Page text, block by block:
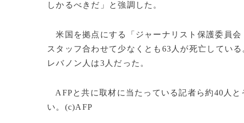
しかるべきだ」と強調した。
米国を拠点にする「ジャーナリスト保護委員会
スタッフ合わせて少なくとも63人が死亡してい
レバノン人は3人だった。
AFPと共に取材に当たっている記者ら約40人
い。(c)AFP